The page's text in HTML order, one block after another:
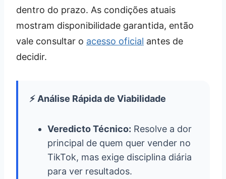
dentro do prazo. As condições atuais
mostram disponibilidade garantida, então
vale consultar o acesso oficial antes de
decidir.
⚡ Análise Rápida de Viabilidade
Veredicto Técnico: Resolve a dor
principal de quem quer vender no
TikTok, mas exige disciplina diária
para ver resultados.